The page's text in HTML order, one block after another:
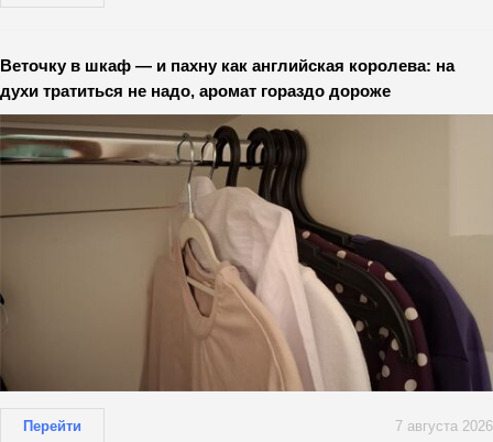
Веточку в шкаф — и пахну как английская королева: на
духи тратиться не надо, аромат гораздо дороже
Перейти 7 августа 2026